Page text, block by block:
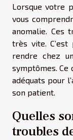
Lorsque votre
vous
anomalie. Ces
très vite.
rendre chez
symptômes.
adéquats pour
son patient.
Quelles
troubles